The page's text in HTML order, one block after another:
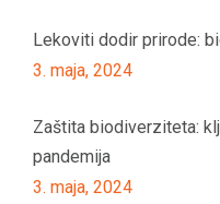
Lekoviti dodir prirode:
3. maja, 2024
Zaštita biodiverziteta:
pandemija
3. maja, 2024